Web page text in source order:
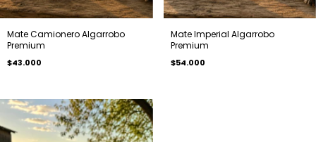
Mate Camionero Algarrobo
Premium
$43.000
Mate Imperial Algarrobo
Premium
$54.000